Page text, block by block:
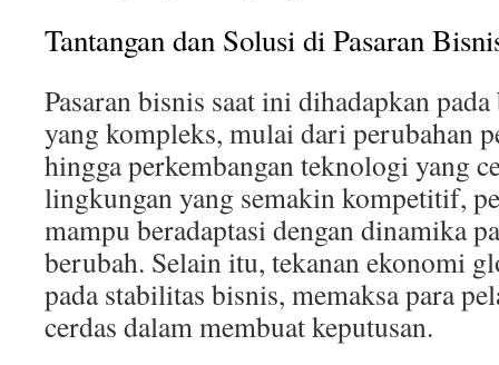
Tantangan dan Solusi di Pasaran
Pasaran bisnis saat ini dihadapkan
yang kompleks, mulai dari perubahan
hingga perkembangan teknologi yang
lingkungan yang semakin kompetitif,
mampu beradaptasi dengan dinamika
berubah. Selain itu, tekanan ekonomi
pada stabilitas bisnis, memaksa para
cerdas dalam membuat keputusan.